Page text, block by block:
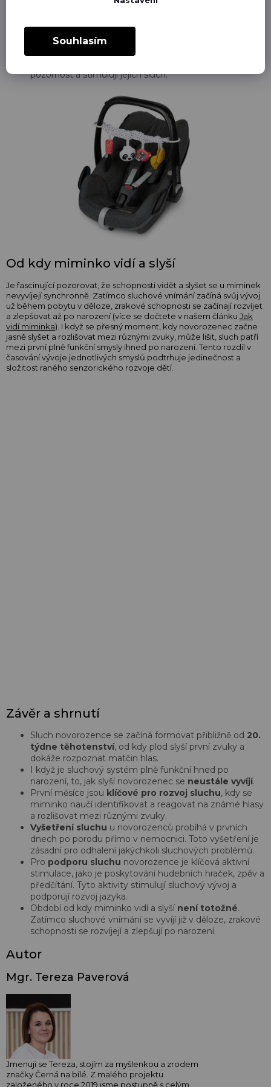
Souhlasím
podporovat sluchový vývoj vašeho miminka. Přirozené
podporují rozvoj jazykových schopností.
Zvukové knihy: Zvukové knihy jsou skvělým doplňkem
k tradičnímu čtení. Tyto produkty nabízejí rozmanité
pozornost a stimulují jejich sluch.
Od kdy miminko vidí a slyší
Je fascinující pozorovat, že schopnosti vidět a slyšet se u miminek
nevyvíjejí synchronně. Zatímco sluchové vnímání začíná svůj vývoj
už během pobytu v děloze, zrakové schopnosti se začínají rozvíjet
a zlepšovat až po narození (více se dočtete v našem článku Jak
vidí miminka). I když se přesný moment, kdy novorozenec začne
jasně slyšet a rozlišovat mezi různými zvuky, může lišit, sluch patří
mezi první plně funkční smysly ihned po narození. Tento rozdíl v
časování vývoje jednotlivých smyslů podtrhuje jedinečnost a
složitost raného senzorického rozvoje dětí.
Závěr a shrnutí
Sluch novorozence se začíná formovat přibližně od 20.
týdne těhotenství, od kdy plod slyší první zvuky a
dokáže rozpoznat matčin hlas.
I když je sluchový systém plně funkční hned po
narození, to, jak slyší novorozenec se neustále vyvíjí.
První měsíce jsou klíčové pro rozvoj sluchu, kdy se
miminko naučí identifikovat a reagovat na známé hlasy
a rozlišovat mezi různými zvuky.
Vyšetření sluchu u novorozenců probíhá v prvních
dnech po porodu přímo v nemocnici. Toto vyšetření je
zásadní pro odhalení jakýchkoli sluchových problémů.
Pro podporu sluchu novorozence je klíčová aktivní
stimulace, jako je poskytování hudebních hraček, zpěv a
předčítání. Tyto aktivity stimulují sluchový vývoj a
podporují rozvoj jazyka.
Období od kdy miminko vidí a slyší není totožné.
Zatímco sluchové vnímání se vyvíjí již v děloze, zrakové
schopnosti se rozvíjejí a zlepšují po narození.
Autor
Mgr. Tereza Paverová
Jmenuji se Tereza, stojím za myšlenkou a zrodem
značky Černá na bílé. Z malého projektu
založeného v roce 2019 jsme postupně s celým